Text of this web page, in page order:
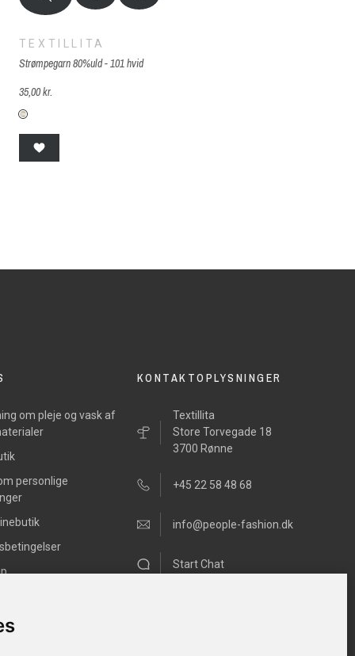
TEXTILLITA
Strømpegarn 80%uld - 101 hvid
35,00 kr.
S-F101-hvid
om pleje og vask af
personlige
KONTAKTOPLYSNINGER
Textillita
Store Torvegade 18
3700 Rønne
+45 22 58 48 68
info@people-fashion.dk
Start Chat